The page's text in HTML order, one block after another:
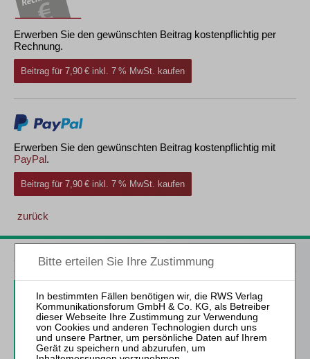
Erwerben Sie den gewünschten Beitrag kostenpflichtig per
Rechnung.
Beitrag für 7,90 € inkl. 7 % MwSt. kaufen
Erwerben Sie den gewünschten Beitrag kostenpflichtig mit
PayPal.
Beitrag für 7,90 € inkl. 7 % MwSt. kaufen
zurück
ZfIR – Zeitschrift für Immobilienrecht
inkl. 14 Tage kostenfreie ZfIR-
online-Nutzung
Probe-Abo bestellen